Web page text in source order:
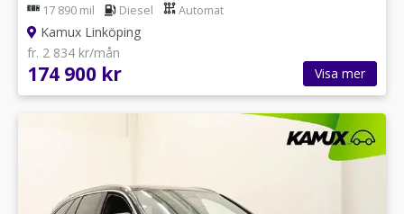
17 890 mil Diesel Automat
Kamux Linköping
fr. 2 834 kr/mån
174 900 kr Visa mer